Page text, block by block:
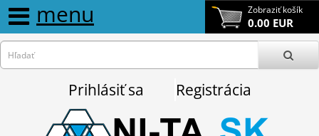
Zobraziť košík
0.00 EUR
menu
Prihlásiť sa Registrácia